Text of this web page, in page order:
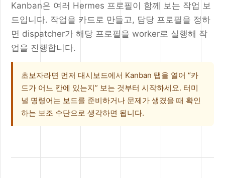
Kanban은 여러 Hermes 프로필이 함께 보는 작업 보
드입니다. 작업을 카드로 만들고, 담당 프로필을 정하
면 dispatcher가 해당 프로필을 worker로 실행해 작
업을 진행합니다.
초보자라면 먼저 대시보드에서 Kanban 탭을 열어 “카
드가 어느 칸에 있는지” 보는 것부터 시작하세요. 터미
널 명령어는 보드를 준비하거나 문제가 생겼을 때 확인
하는 보조 수단으로 생각하면 됩니다.